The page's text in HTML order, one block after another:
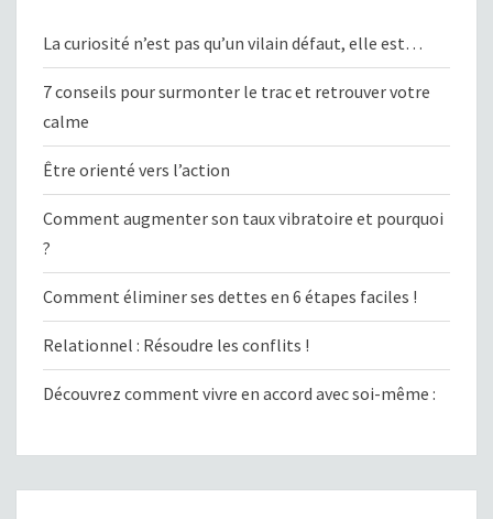
La curiosité n’est pas qu’un vilain défaut, elle est…
7 conseils pour surmonter le trac et retrouver votre
calme
Être orienté vers l’action
Comment augmenter son taux vibratoire et pourquoi
?
Comment éliminer ses dettes en 6 étapes faciles !
Relationnel : Résoudre les conflits !
Découvrez comment vivre en accord avec soi-même :